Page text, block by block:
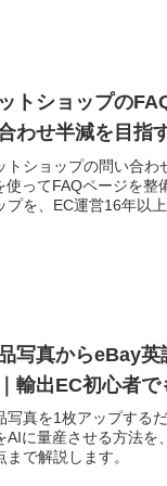
トショップの
わせ半減を目指
トショップの問い合わ
使ってFAQページを整
プを、EC運営16年以
写真からeBay
輸出EC初心者
写真を1枚アップする
AIに量産させる方法を
まで解説します。